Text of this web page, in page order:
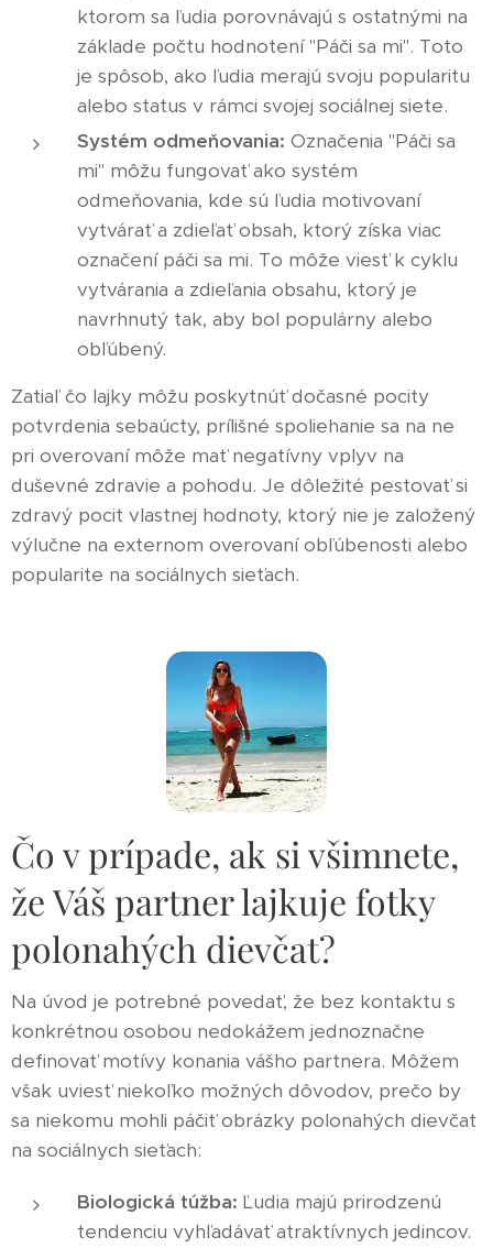
ktorom sa ľudia porovnávajú s ostatnými na
základe počtu hodnotení "Páči sa mi". Toto
je spôsob, ako ľudia merajú svoju popularitu
alebo status v rámci svojej sociálnej siete.
Systém odmeňovania: Označenia "Páči sa
mi" môžu fungovať ako systém
odmeňovania, kde sú ľudia motivovaní
vytvárať a zdieľať obsah, ktorý získa viac
označení páči sa mi. To môže viesť k cyklu
vytvárania a zdieľania obsahu, ktorý je
navrhnutý tak, aby bol populárny alebo
obľúbený.
Zatiaľ čo lajky môžu poskytnúť dočasné pocity
potvrdenia sebaúcty, prílišné spoliehanie sa na ne
pri overovaní môže mať negatívny vplyv na
duševné zdravie a pohodu. Je dôležité pestovať si
zdravý pocit vlastnej hodnoty, ktorý nie je založený
výlučne na externom overovaní obľúbenosti alebo
popularite na sociálnych sieťach.
Čo v prípade, ak si všimnete,
že Váš partner lajkuje fotky
polonahých dievčat?
Na úvod je potrebné povedať, že bez kontaktu s
konkrétnou osobou nedokážem jednoznačne
definovať motívy konania vášho partnera. Môžem
však uviesť niekoľko možných dôvodov, prečo by
sa niekomu mohli páčiť obrázky polonahých dievčat
na sociálnych sieťach:
Biologická túžba: Ľudia majú prirodzenú
tendenciu vyhľadávať atraktívnych jedincov.